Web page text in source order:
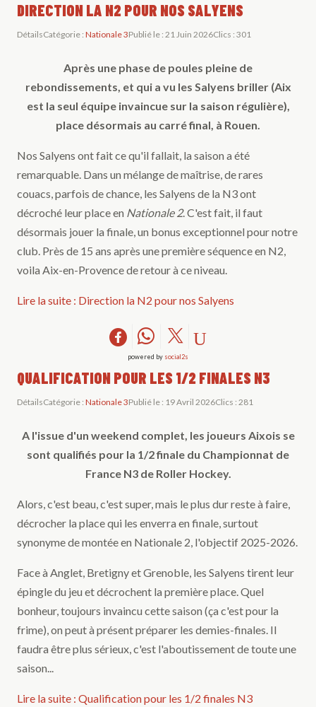
DIRECTION LA N2 POUR NOS SALYENS
DétailsCatégorie : Nationale 3Publié le : 21 Juin 2026Clics : 301
Après une phase de poules pleine de
rebondissements, et qui a vu les Salyens briller (Aix
est la seul équipe invaincue sur la saison régulière),
place désormais au carré final, à Rouen.
Nos Salyens ont fait ce qu'il fallait, la saison a été
remarquable. Dans un mélange de maîtrise, de rares
couacs, parfois de chance, les Salyens de la N3 ont
décroché leur place en Nationale 2. C'est fait, il faut
désormais jouer la finale, un bonus exceptionnel pour notre
club. Près de 15 ans après une première séquence en N2,
voila Aix-en-Provence de retour à ce niveau.
Lire la suite : Direction la N2 pour nos Salyens
powered by social2s
QUALIFICATION POUR LES 1/2 FINALES N3
DétailsCatégorie : Nationale 3Publié le : 19 Avril 2026Clics : 281
A l'issue d'un weekend complet, les joueurs Aixois se
sont qualifiés pour la 1/2 finale du Championnat de
France N3 de Roller Hockey.
Alors, c'est beau, c'est super, mais le plus dur reste à faire,
décrocher la place qui les enverra en finale, surtout
synonyme de montée en Nationale 2, l'objectif 2025-2026.
Face à Anglet, Bretigny et Grenoble, les Salyens tirent leur
épingle du jeu et décrochent la première place. Quel
bonheur, toujours invaincu cette saison (ça c'est pour la
frime), on peut à présent préparer les demies-finales. Il
faudra être plus sérieux, c'est l'aboutissement de toute une
saison...
Lire la suite : Qualification pour les 1/2 finales N3